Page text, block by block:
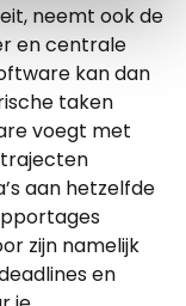
neemt ook de
en centrale
kan dan
taken
voegt met
aan hetzelfde
zijn namelijk
en